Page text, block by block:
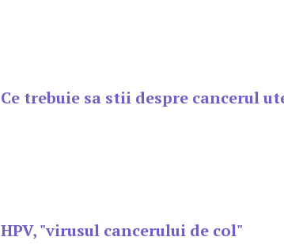
Ce trebuie sa stii despre cancerul
HPV, "virusul cancerului de col"